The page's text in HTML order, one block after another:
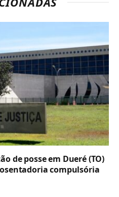
de posse em Dueré (TO)
compulsória